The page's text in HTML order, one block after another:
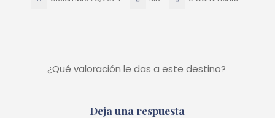
¿Qué valoración le das a este destino?
Deja una respuesta